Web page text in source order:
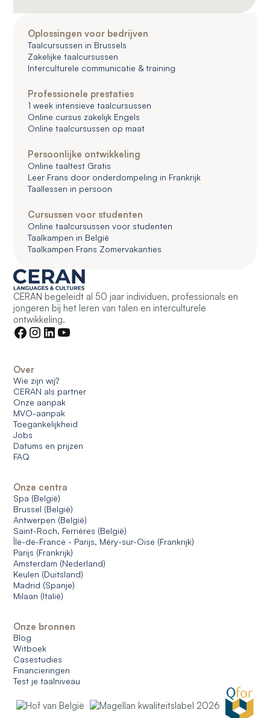
Oplossingen voor bedrijven
Taalcursussen in Brussels
Zakelijke taalcursussen
Interculturele communicatie & training
Professionele prestaties
1 week intensieve taalcursussen
Online cursus zakelijk Engels
Online taalcursussen op maat
Persoonlijke ontwikkeling
Online taaltest Gratis
Leer Frans door onderdompeling in Frankrijk
Taallessen in persoon
Cursussen voor studenten
Online taalcursussen voor studenten
Taalkampen in België
Taalkampen Frans Zomervakanties
CERAN begeleidt al 50 jaar individuen, professionals en
jongeren bij het leren van talen en interculturele
ontwikkeling.
Over
Wie zijn wij?
CERAN als partner
Onze aanpak
MVO-aanpak
Toegankelijkheid
Jobs
Datums en prijzen
FAQ
Onze centra
Spa (België)
Brussel (België)
Antwerpen (België)
Saint-Roch, Ferrières (België)
Île-de-France - Parijs, Méry-sur-Oise (Frankrijk)
Parijs (Frankrijk)
Amsterdam (Nederland)
Keulen (Duitsland)
Madrid (Spanje)
Milaan (Italië)
Onze bronnen
Blog
Witboek
Casestudies
Financieringen
Test je taalniveau